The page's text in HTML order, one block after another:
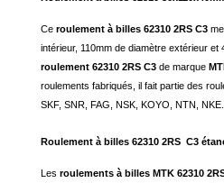
Ce roulement à billes 62310 2RS C3
intérieur, 110mm de diamètre extérieur et
roulement 62310 2RS C3 de marque
roulements fabriqués, il fait partie des
SKF, SNR, FAG, NSK, KOYO, NTN, NKE.
Roulement à billes 62310 2RS C3
Les roulements à billes MTK 62310